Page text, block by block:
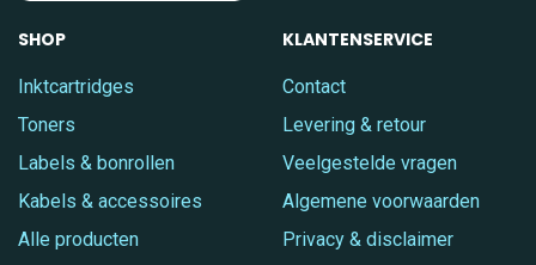
SHOP
Inktcartridges
Toners
Labels & bonrollen
Kabels & accessoires
Alle producten
KLANTENSERVICE
Contact
Levering & retour
Veelgestelde vragen
Algemene voorwaarden
Privacy & disclaimer